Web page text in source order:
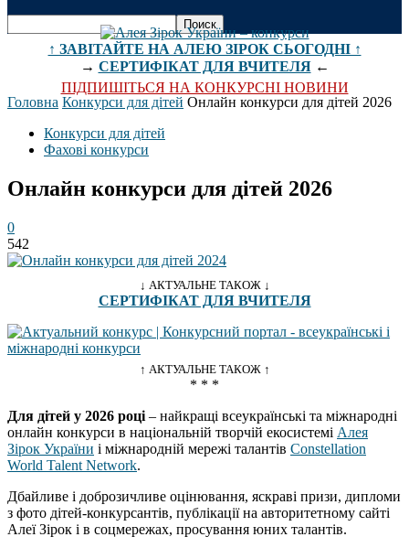
↑ ЗАВІТАЙТЕ НА АЛЕЮ ЗІРОК СЬОГОДНІ ↑
→ СЕРТИФІКАТ ДЛЯ ВЧИТЕЛЯ←
ПІДПИШІТЬСЯ НА КОНКУРСНІ НОВИНИ
Головна Конкурси для дітей Онлайн конкурси для дітей 2026
Конкурси для дітей
Фахові конкурси
Онлайн конкурси для дітей 2026
0
542
↓ АКТУАЛЬНЕ ТАКОЖ ↓
СЕРТИФІКАТ ДЛЯ ВЧИТЕЛЯ
↑ АКТУАЛЬНЕ ТАКОЖ ↑
* * *
Для дітей у 2026 році – найкращі всеукраїнські та міжнародні
онлайн конкурси в національній творчій екосистемі Алея
Зірок України і міжнародній мережі талантів Constellation
World Talent Network.
Дбайливе і доброзичливе оцінювання, яскраві призи, дипломи
з фото дітей-конкурсантів, публікації на авторитетному сайті
Алеї Зірок і в соцмережах, просування юних талантів.